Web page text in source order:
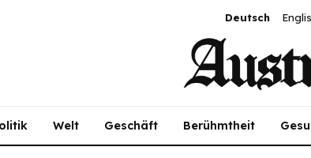
Deutsch
Welt Geschäft Berühmtheit